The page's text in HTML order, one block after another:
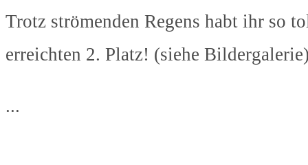
Trotz strömenden Regens habt ihr so
erreichten 2. Platz! (siehe
...